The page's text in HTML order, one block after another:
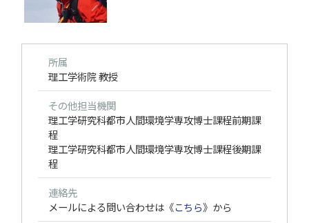
所属
理工学術院 教授
その他担当機関
理工学研究科都市人間環境学専攻博士課程前期課
程
理工学研究科都市人間環境学専攻博士課程後期課
程
連絡先
メールによる問い合わせは《こちら》から